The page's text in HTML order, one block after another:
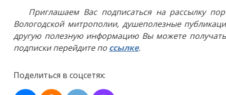
Приглашаем Вас подписаться на рассылку
Вологодской митрополии, душеполезные
другую полезную информацию Вы можете
подписки перейдите по ссылке.
Поделиться в соцсетях: